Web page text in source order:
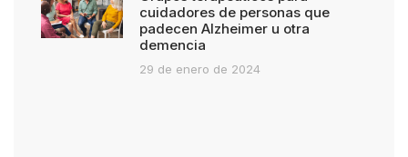
cuidadores de personas que
padecen Alzheimer u otra
demencia
29 de enero de 2024